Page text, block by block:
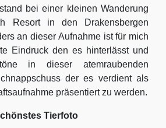
bei einer kleinen Wanderung
Resort in den Drakensbergen
an dieser Aufnahme ist für mich
Eindruck den es hinterlässt und
in dieser atemraubenden
der es verdient als
präsentiert zu werden.
Tierfoto